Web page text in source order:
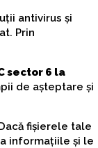
antivirus și
Prin
sector 6 la
de așteptare și
fișierele tale
informațiile și le